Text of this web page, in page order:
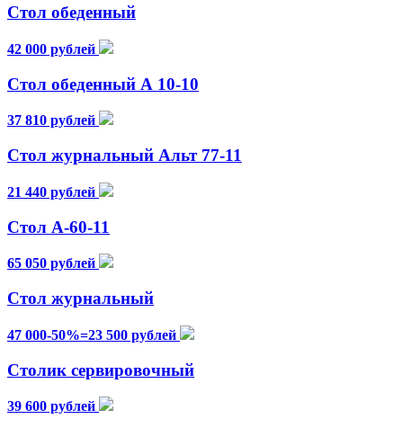
Стол обеденный
42 000 рублей
Стол обеденный А 10-10
37 810 рублей
Стол журнальный Альт 77-11
21 440 рублей
Стол А-60-11
65 050 рублей
Стол журнальный
47 000-50%=23 500 рублей
Столик сервировочный
39 600 рублей